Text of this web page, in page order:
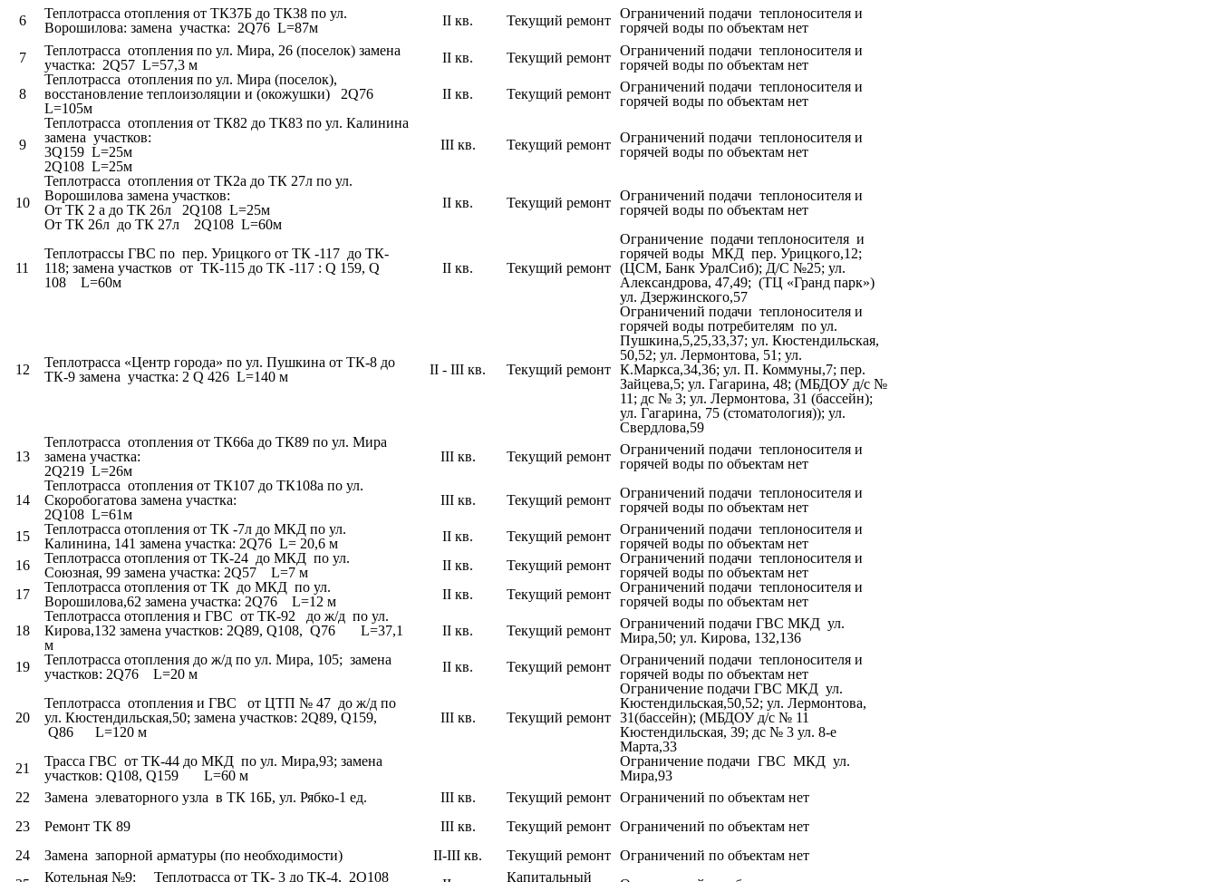
6
Теплотрасса отопления от ТК37Б до ТК38 по ул.
Ворошилова: замена участка: 2Q76 L=87м
II кв. Текущий ремонт Ограничений подачи теплоносителя и
горячей воды по объектам нет
7
Теплотрасса отопления по ул. Мира, 26 (поселок) замена
участка: 2Q57 L=57,3 м
II кв. Текущий ремонт Ограничений подачи теплоносителя и
горячей воды по объектам нет
8
Теплотрасса отопления по ул. Мира (поселок),
восстановление теплоизоляции и (окожушки) 2Q76
L=105м
II кв. Текущий ремонт Ограничений подачи теплоносителя и
горячей воды по объектам нет
9
Теплотрасса отопления от ТК82 до ТК83 по ул. Калинина
замена участков:
3Q159 L=25м
2Q108 L=25м
III кв. Текущий ремонт Ограничений подачи теплоносителя и
горячей воды по объектам нет
10
Теплотрасса отопления от ТК2а до ТК 27л по ул.
Ворошилова замена участков:
От ТК 2 а до ТК 26л 2Q108 L=25м
От ТК 26л до ТК 27л 2Q108 L=60м
II кв. Текущий ремонт Ограничений подачи теплоносителя и
горячей воды по объектам нет
11
Теплотрассы ГВС по пер. Урицкого от ТК -117 до ТК-
118; замена участков от ТК-115 до ТК -117 : Q 159, Q
108 L=60м
II кв. Текущий ремонт
Ограничение подачи теплоносителя и
горячей воды МКД пер. Урицкого,12;
(ЦСМ, Банк УралСиб); Д/С №25; ул.
Александрова, 47,49; (ТЦ «Гранд парк»)
ул. Дзержинского,57
12
Теплотрасса «Центр города» по ул. Пушкина от ТК-8 до
ТК-9 замена участка: 2 Q 426 L=140 м
II - III кв. Текущий ремонт
Ограничений подачи теплоносителя и
горячей воды потребителям по ул.
Пушкина,5,25,33,37; ул. Кюстендильская,
50,52; ул. Лермонтова, 51; ул.
К.Маркса,34,36; ул. П. Коммуны,7; пер.
Зайцева,5; ул. Гагарина, 48; (МБДОУ д/с №
11; дс № 3; ул. Лермонтова, 31 (бассейн);
ул. Гагарина, 75 (стоматология)); ул.
Свердлова,59
13
Теплотрасса отопления от ТК66а до ТК89 по ул. Мира
замена участка:
2Q219 L=26м
III кв. Текущий ремонт Ограничений подачи теплоносителя и
горячей воды по объектам нет
14
Теплотрасса отопления от ТК107 до ТК108а по ул.
Скоробогатова замена участка:
2Q108 L=61м
III кв. Текущий ремонт Ограничений подачи теплоносителя и
горячей воды по объектам нет
15
Теплотрасса отопления от ТК -7л до МКД по ул.
Калинина, 141 замена участка: 2Q76 L= 20,6 м
II кв. Текущий ремонт Ограничений подачи теплоносителя и
горячей воды по объектам нет
16
Теплотрасса отопления от ТК-24 до МКД по ул.
Союзная, 99 замена участка: 2Q57 L=7 м
II кв. Текущий ремонт Ограничений подачи теплоносителя и
горячей воды по объектам нет
17
Теплотрасса отопления от ТК до МКД по ул.
Ворошилова,62 замена участка: 2Q76 L=12 м
II кв. Текущий ремонт Ограничений подачи теплоносителя и
горячей воды по объектам нет
18
Теплотрасса отопления и ГВС от ТК-92 до ж/д по ул.
Кирова,132 замена участков: 2Q89, Q108, Q76 L=37,1
м
II кв. Текущий ремонт Ограничений подачи ГВС МКД ул.
Мира,50; ул. Кирова, 132,136
19
Теплотрасса отопления до ж/д по ул. Мира, 105; замена
участков: 2Q76 L=20 м
II кв. Текущий ремонт Ограничений подачи теплоносителя и
горячей воды по объектам нет
20
Теплотрасса отопления и ГВС от ЦТП № 47 до ж/д по
ул. Кюстендильская,50; замена участков: 2Q89, Q159,
Q86 L=120 м
III кв. Текущий ремонт
Ограничение подачи ГВС МКД ул.
Кюстендильская,50,52; ул. Лермонтова,
31(бассейн); (МБДОУ д/с № 11
Кюстендильская, 39; дс № 3 ул. 8-е
Марта,33
21
Трасса ГВС от ТК-44 до МКД по ул. Мира,93; замена
участков: Q108, Q159 L=60 м
Ограничение подачи ГВС МКД ул.
Мира,93
22
Замена элеваторного узла в ТК 16Б, ул. Рябко-1 ед. III кв. Текущий ремонт Ограничений по объектам нет
23
Ремонт ТК 89 III кв. Текущий ремонт Ограничений по объектам нет
24
Замена запорной арматуры (по необходимости) II-III кв. Текущий ремонт Ограничений по объектам нет
Котельная №9: Теплотрасса от ТК- 3 до ТК-4, 2Q108 Капитальный